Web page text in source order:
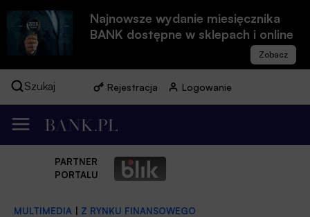
Najnowsze wydanie miesięcznika
BANK dostępne w sklepach i online
Szukaj Rejestracja Logowanie
PARTNER
PORTALU
MULTIMEDIA Z RYNKU FINANSOWEGO